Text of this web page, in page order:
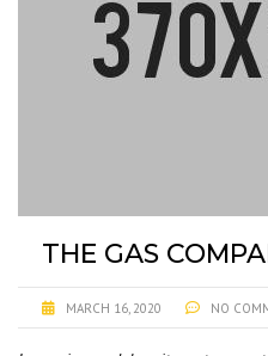
THE GAS
MARCH 16, 2020 NO